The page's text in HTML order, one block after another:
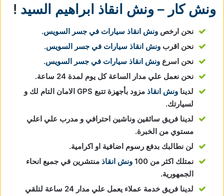
ونش كار – ونش انقاذ ابراهيم السيد !
نحن ارخص ونش انقاذ سيارات في جسر السويس.
نحن اقرب ونش انقاذ سيارات في جسر السويس.
نحن اسرع ونش انقاذ سيارات في جسر السويس.
نحن نعمل علي مدار الساعة كل يوم لمدة 24 ساعة.
لدينا ونش انقاذ
مزود بأجهزة تتبع GPS الامان التام لك و
لسيارتك.
لدينا فريق سائقين وناشين احترافي و مدرب علي اعلي
مستوي من الخبرة.
لن نطالبك بدفع رسوم اضافية او اكرامية.
نمتلك اكثر من 100
ونش انقاذ منتشرين في جميع انحاء
الجمهورية.
لدينا فريق خدمة عملاء يعمل علي مدار 24 ساعة لتلقي